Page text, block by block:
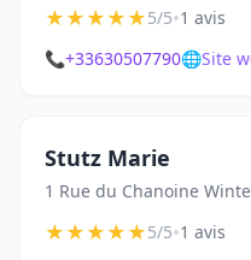
★★★★★5/5•1 avis
📞+33630507790🌐Site
Stutz Marie
1 Rue du Chanoine
★★★★★5/5•1 avis